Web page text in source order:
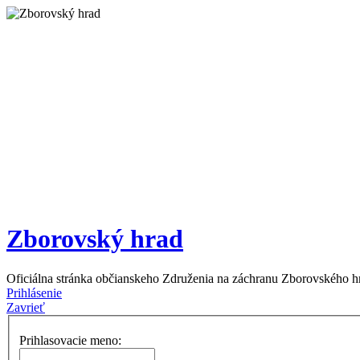
Zborovský hrad
Oficiálna stránka občianskeho Združenia na záchranu Zborovského
Prihlásenie
Zavrieť
Prihlasovacie meno: